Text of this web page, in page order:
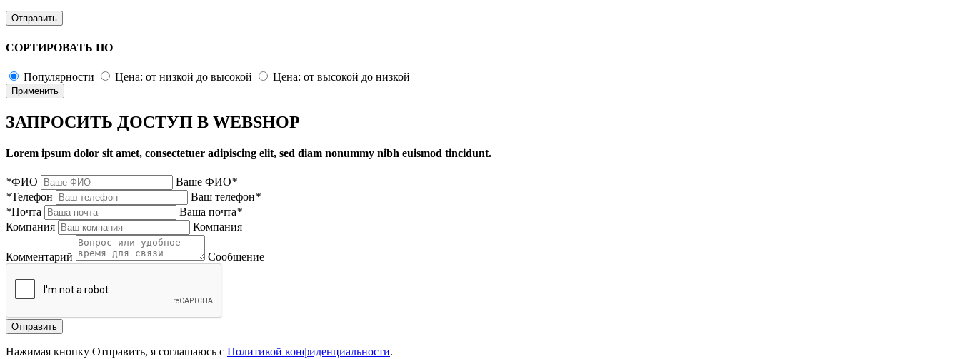
Отправить
СОРТИРОВАТЬ ПО
Популярности Цена: от низкой до высокой Цена: от высокой до низкой
Применить
ЗАПРОСИТЬ ДОСТУП В WEBSHOP
Lorem ipsum dolor sit amet, consectetuer adipiscing elit, sed diam nonummy nibh euismod tincidunt.
*ФИО Ваше ФИО*
*Телефон Ваш телефон*
*Почта Ваша почта*
Компания
Компания
Комментарий Сообщение
Нажимая кнопку Отправить, я соглашаюсь с Политикой конфиденциальности.